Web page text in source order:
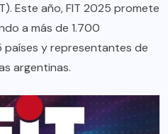
Este año, FIT 2025 promete
a más de 1.700
y representantes de
argentinas.